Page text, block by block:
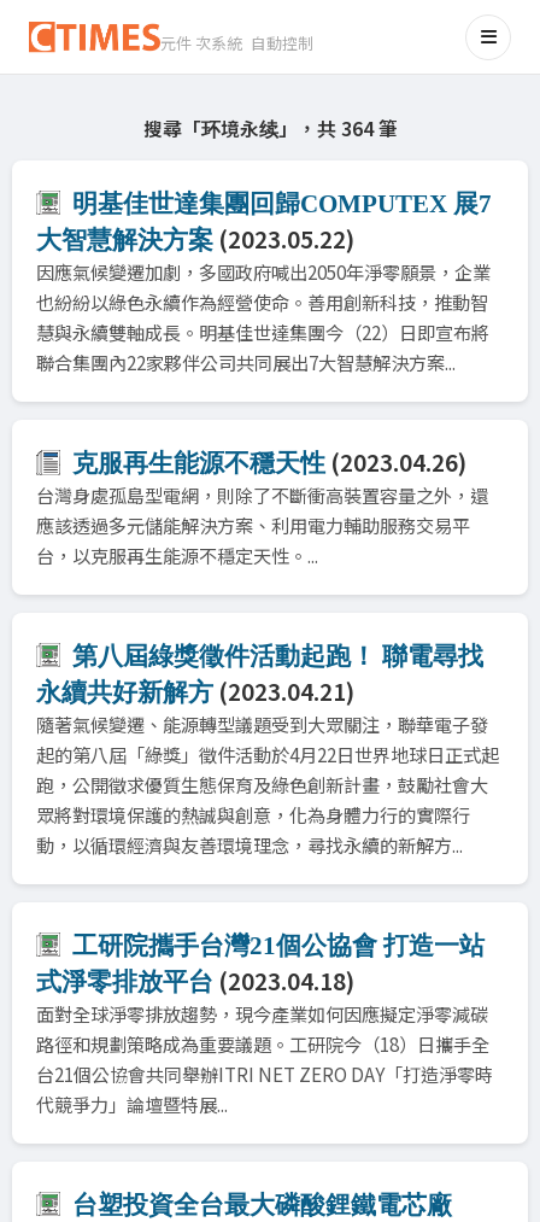
元件 次系統 自動控制
搜尋「环境永续」，共 364 筆
明基佳世達集團回歸COMPUTEX 展7
大智慧解決方案 (2023.05.22)
因應氣候變遷加劇，多國政府喊出2050年淨零願景，企業
也紛紛以綠色永續作為經營使命。善用創新科技，推動智
慧與永續雙軸成長。明基佳世達集團今（22）日即宣布將
聯合集團內22家夥伴公司共同展出7大智慧解決方案...
克服再生能源不穩天性 (2023.04.26)
台灣身處孤島型電網，則除了不斷衝高裝置容量之外，還
應該透過多元儲能解決方案、利用電力輔助服務交易平
台，以克服再生能源不穩定天性。...
第八屆綠獎徵件活動起跑！ 聯電尋找
永續共好新解方 (2023.04.21)
隨著氣候變遷、能源轉型議題受到大眾關注，聯華電子發
起的第八屆「綠獎」徵件活動於4月22日世界地球日正式起
跑，公開徵求優質生態保育及綠色創新計畫，鼓勵社會大
眾將對環境保護的熱誠與創意，化為身體力行的實際行
動，以循環經濟與友善環境理念，尋找永續的新解方...
工研院攜手台灣21個公協會 打造一站
式淨零排放平台 (2023.04.18)
面對全球淨零排放趨勢，現今產業如何因應擬定淨零減碳
路徑和規劃策略成為重要議題。工研院今（18）日攜手全
台21個公協會共同舉辦ITRI NET ZERO DAY「打造淨零時
代競爭力」論壇暨特展...
台塑投資全台最大磷酸鋰鐵電芯廠